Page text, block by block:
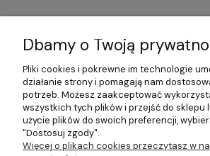
Dbamy o Twoją
Pliki cookies i pokrewne im technologie
działanie strony i pomagają nam
potrzeb. Możesz zaakceptować
wszystkich tych plików i przejść do sklepu
użycie plików do swoich preferencji,
"Dostosuj zgody".
Więcej o plikach cookies przeczytasz w